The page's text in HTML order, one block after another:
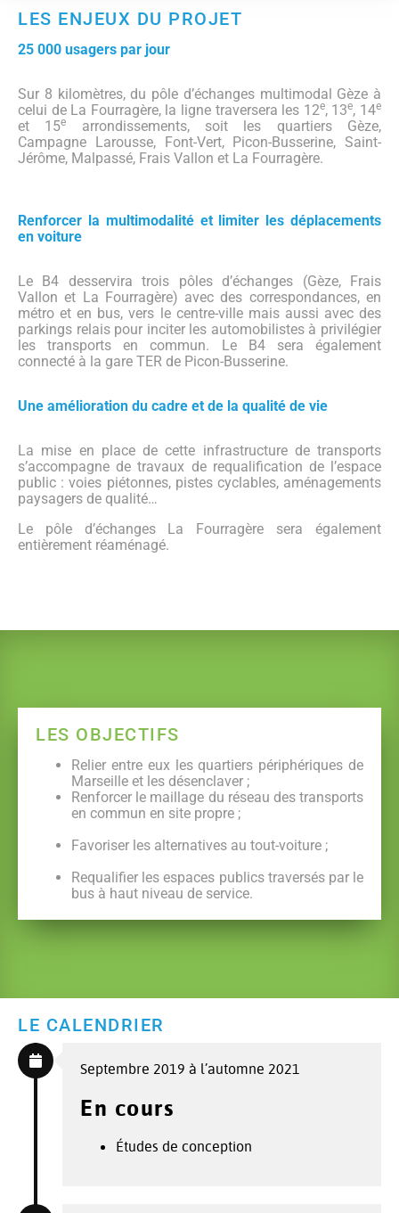
LES ENJEUX DU PROJET
25 000 usagers par jour
Sur 8 kilomètres, du pôle d’échanges multimodal Gèze à
celui de La Fourragère, la ligne traversera les 12e, 13e, 14e
et 15e
arrondissements, soit les quartiers Gèze,
Campagne Larousse, Font-Vert, Picon-Busserine, Saint-
Jérôme, Malpassé, Frais Vallon et La Fourragère.
Renforcer la multimodalité et limiter les déplacements
en voiture
Le B4 desservira trois pôles d’échanges (Gèze, Frais
Vallon et La Fourragère) avec des correspondances, en
métro et en bus, vers le centre-ville mais aussi avec des
parkings relais pour inciter les automobilistes à privilégier
les transports en commun. Le B4 sera également
connecté à la gare TER de Picon-Busserine.
Une amélioration du cadre et de la qualité de vie
La mise en place de cette infrastructure de transports
s’accompagne de travaux de requalification de l’espace
public : voies piétonnes, pistes cyclables, aménagements
paysagers de qualité…
Le pôle d’échanges La Fourragère sera également
entièrement réaménagé.
LES OBJECTIFS
Relier entre eux les quartiers périphériques de
Marseille et les désenclaver ;
Renforcer le maillage du réseau des transports
en commun en site propre ;
Favoriser les alternatives au tout-voiture ;
Requalifier les espaces publics traversés par le
bus à haut niveau de service.
LE CALENDRIER
Septembre 2019 à l’automne 2021
En cours
Études de conception